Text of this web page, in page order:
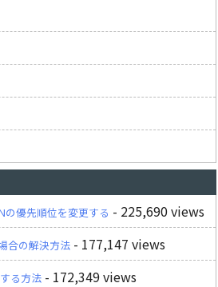
の優先順位を変更する - 225,690 views
合の解決方法 - 177,147 views
る方法 - 172,349 views